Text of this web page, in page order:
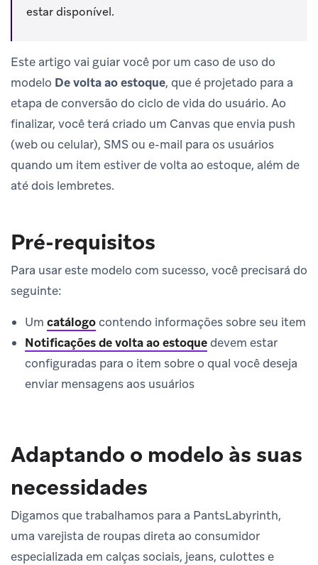
estar disponível.
Este artigo vai guiar você por um caso de uso do
modelo De volta ao estoque, que é projetado para a
etapa de conversão do ciclo de vida do usuário. Ao
finalizar, você terá criado um Canvas que envia push
(web ou celular), SMS ou e-mail para os usuários
quando um item estiver de volta ao estoque, além de
até dois lembretes.
Pré-requisitos
Para usar este modelo com sucesso, você precisará do
seguinte:
Um catálogocontendo informações sobre seu item
Notificações de volta ao estoquedevem estar
configuradas para o item sobre o qual você deseja
enviar mensagens aos usuários
Adaptando o modelo às suas
necessidades
Digamos que trabalhamos para a PantsLabyrinth,
uma varejista de roupas direta ao consumidor
especializada em calças sociais, jeans, culottes e